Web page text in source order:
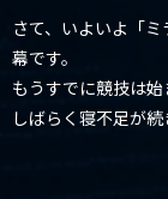
さて、いよいよ「
幕です。
もうすでに競技は
しばらく寝不足が